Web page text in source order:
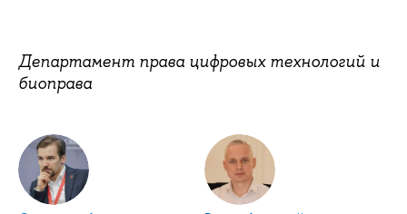
Департамент права цифровых технологий и
биоправа